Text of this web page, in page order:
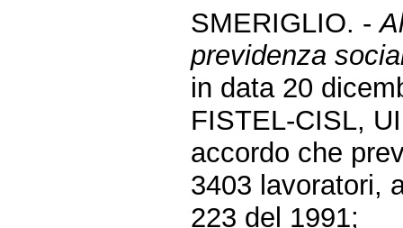
SMERIGLIO. -
previdenza
in data 20
FISTEL-CISL,
accordo che
3403 lavoratori,
223 del 1991;